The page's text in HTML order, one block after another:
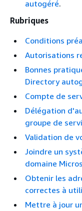
autogéré.
Rubriques
Conditions
Autorisations
Bonnes
Directory
Compte de
Délégation
groupe de
Validation de
Joindre un
domaine
Obtenir les
correctes à
Mettre à jour